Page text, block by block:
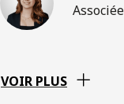
VOIR PLUS